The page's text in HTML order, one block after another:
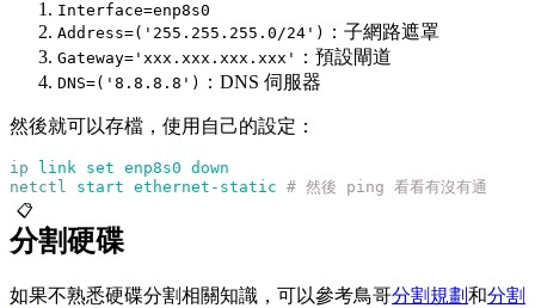
Interface=enp8s0
Address=('255.255.255.0/24')
：子網路遮罩
Gateway='xxx.xxx.xxx.xxx' ：預設閘道
DNS=('8.8.8.8') ：DNS 伺服器
然後就可以存檔，使用自己的設定：
ip link set enp8s0 down
netctl start ethernet-static # 然後 ping 看看有沒有通
📋
分割硬碟
如果不熟悉硬碟分割相關知識，可以參考鳥哥分割規劃和分割